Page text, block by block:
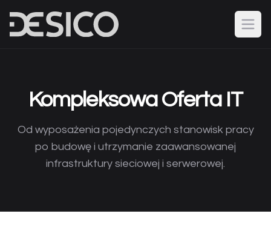
Kompleksowa Oferta IT
Od wyposażenia pojedynczych stanowisk pracy
po budowę i utrzymanie zaawansowanej
infrastruktury sieciowej i serwerowej.